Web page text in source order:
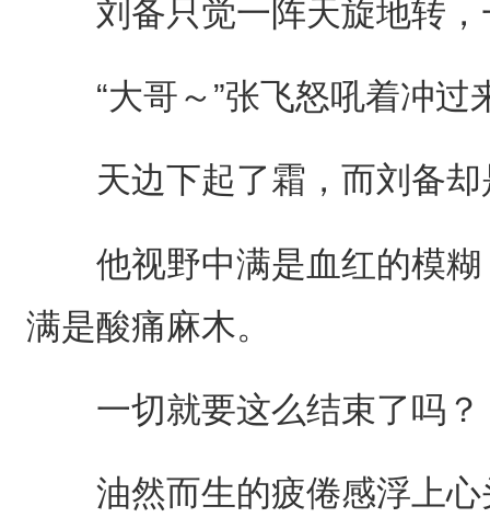
刘备只觉一阵天旋地转，
“大哥～”张飞怒吼着冲过
天边下起了霜，而刘备却
他视野中满是血红的模糊
满是酸痛麻木。
一切就要这么结束了吗？
油然而生的疲倦感浮上心